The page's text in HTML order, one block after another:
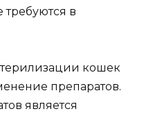
в
кошек
препаратов.
является